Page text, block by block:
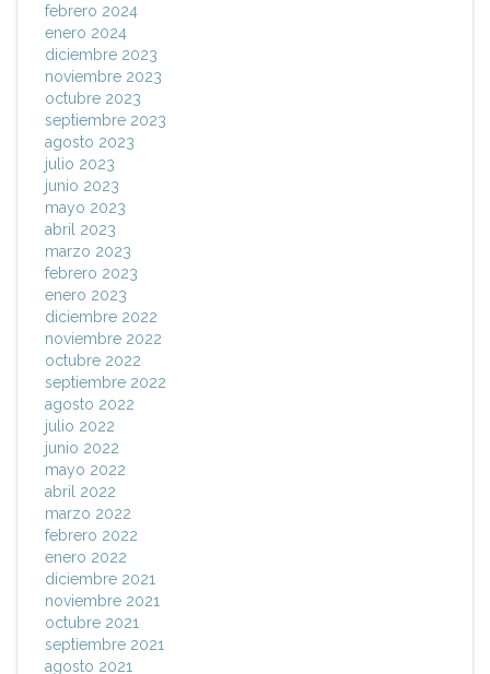
febrero 2024
enero 2024
diciembre 2023
noviembre 2023
octubre 2023
septiembre 2023
agosto 2023
julio 2023
junio 2023
mayo 2023
abril 2023
marzo 2023
febrero 2023
enero 2023
diciembre 2022
noviembre 2022
octubre 2022
septiembre 2022
agosto 2022
julio 2022
junio 2022
mayo 2022
abril 2022
marzo 2022
febrero 2022
enero 2022
diciembre 2021
noviembre 2021
octubre 2021
septiembre 2021
agosto 2021